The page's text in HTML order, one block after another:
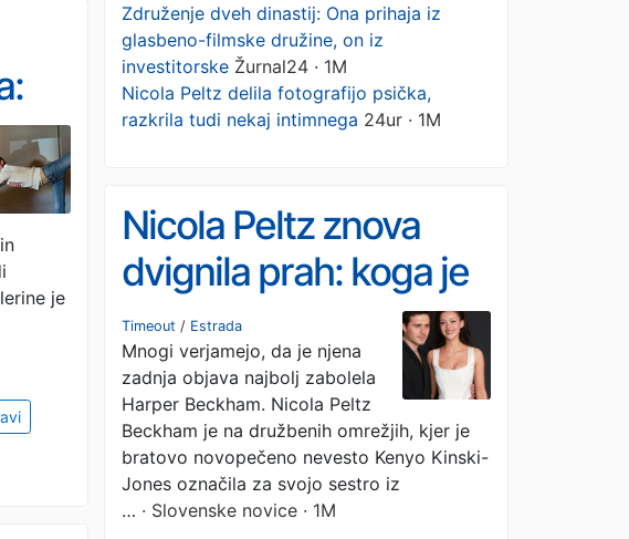
Združenje dveh dinastij: Ona prihaja iz
glasbeno-filmske družine, on iz
investitorske Žurnal24 · 1M
Nicola Peltz delila fotografijo psička,
razkrila tudi nekaj intimnega 24ur · 1M
je
Nicola Peltz znova
dvignila prah: koga je
najbolj prizadela?
Timeout / Estrada
Mnogi verjamejo, da je njena
zadnja objava najbolj zabolela
Harper Beckham. Nicola Peltz
Beckham je na družbenih omrežjih, kjer je
bratovo novopečeno nevesto Kenyo Kinski-
Jones označila za svojo sestro iz
… · Slovenske novice · 1M